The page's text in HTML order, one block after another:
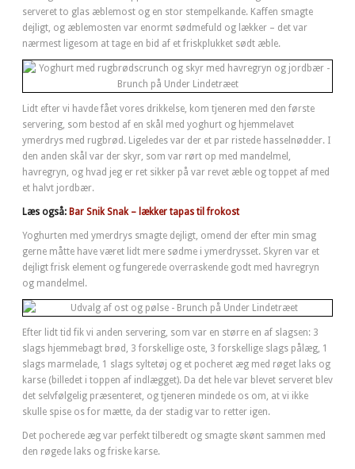
serveret to glas æblemost og en stor stempelkande. Kaffen smagte
dejligt, og æblemosten var enormt sødmefuld og lækker – det var
nærmest ligesom at tage en bid af et friskplukket sødt æble.
Lidt efter vi havde fået vores drikkelse, kom tjeneren med den første
servering, som bestod af en skål med yoghurt og hjemmelavet
ymerdrys med rugbrød. Ligeledes var der et par ristede hasselnødder. I
den anden skål var der skyr, som var rørt op med mandelmel,
havregryn, og hvad jeg er ret sikker på var revet æble og toppet af med
et halvt jordbær.
Læs også: Bar Snik Snak – lækker tapas til frokost
Yoghurten med ymerdrys smagte dejligt, omend der efter min smag
gerne måtte have været lidt mere sødme i ymerdrysset. Skyren var et
dejligt frisk element og fungerede overraskende godt med havregryn
og mandelmel.
Efter lidt tid fik vi anden servering, som var en større en af slagsen: 3
slags hjemmebagt brød, 3 forskellige oste, 3 forskellige slags pålæg, 1
slags marmelade, 1 slags syltetøj og et pocheret æg med røget laks og
karse (billedet i toppen af indlægget). Da det hele var blevet serveret blev
det selvfølgelig præsenteret, og tjeneren mindede os om, at vi ikke
skulle spise os for mætte, da der stadig var to retter igen.
Det pocherede æg var perfekt tilberedt og smagte skønt sammen med
den røgede laks og friske karse.